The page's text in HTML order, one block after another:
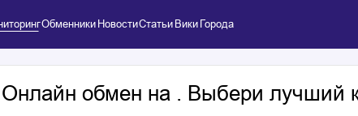
Обменники НовостиСтатьи Вики Города
Онлайн обмен на . Выбери лучший